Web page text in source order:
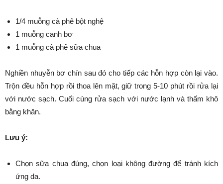
1/4 muỗng cà phê bột nghệ
1 muỗng canh bơ
1 muỗng cà phê sữa chua
Nghiền nhuyễn bơ chín sau đó cho tiếp các hỗn hợp còn lại vào.
Trộn đều hỗn hợp rồi thoa lên mặt, giữ trong 5-10 phút rồi rửa lại
với nước sạch. Cuối cùng rửa sạch với nước lạnh và thấm khô
bằng khăn.
Lưu ý:
Chọn sữa chua đúng, chọn loại không đường để tránh kích
ứng da.